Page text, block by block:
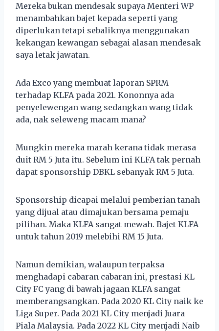
Mereka bukan mendesak supaya Menteri WP
menambahkan bajet kepada seperti yang
diperlukan tetapi sebaliknya menggunakan
kekangan kewangan sebagai alasan mendesak
saya letak jawatan.
Ada Exco yang membuat laporan SPRM
terhadap KLFA pada 2021. Kononnya ada
penyelewengan wang sedangkan wang tidak
ada, nak seleweng macam mana?
Mungkin mereka marah kerana tidak merasa
duit RM 5 Juta itu. Sebelum ini KLFA tak pernah
dapat sponsorship DBKL sebanyak RM 5 Juta.
Sponsorship dicapai melalui pemberian tanah
yang dijual atau dimajukan bersama pemaju
pilihan. Maka KLFA sangat mewah. Bajet KLFA
untuk tahun 2019 melebihi RM 15 Juta.
Namun demikian, walaupun terpaksa
menghadapi cabaran cabaran ini, prestasi KL
City FC yang di bawah jagaan KLFA sangat
memberangsangkan. Pada 2020 KL City naik ke
Liga Super. Pada 2021 KL City menjadi Juara
Piala Malaysia. Pada 2022 KL City menjadi Naib